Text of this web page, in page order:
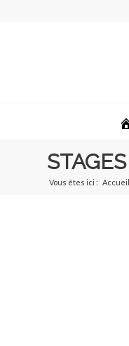
Vous êtes ici : Accueil